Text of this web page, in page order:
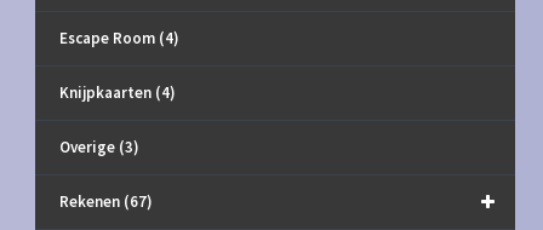
Escape Room (4)
Knijpkaarten (4)
Overige (3)
Rekenen (67)